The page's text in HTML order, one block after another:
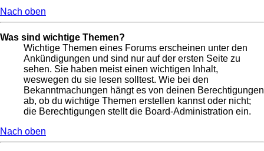
Nach oben
Was sind wichtige Themen?
Wichtige Themen eines Forums erscheinen unter den
Ankündigungen und sind nur auf der ersten Seite zu
sehen. Sie haben meist einen wichtigen Inhalt,
weswegen du sie lesen solltest. Wie bei den
Bekanntmachungen hängt es von deinen Berechtigungen
ab, ob du wichtige Themen erstellen kannst oder nicht;
die Berechtigungen stellt die Board-Administration ein.
Nach oben